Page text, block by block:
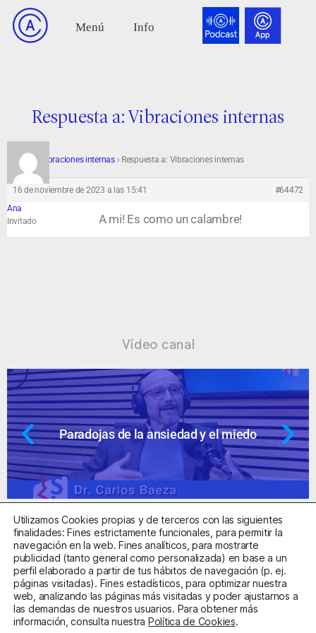
Respuesta a: Vibraciones internas
Foro › Vibraciones internas › Respuesta a: Vibraciones internas
16 de noviembre de 2023 a las 15:41
#64472
Ana
Invitado
A mi! Es como un calambre!
Vídeo canal
Paradojas de la ansiedad y el miedo
Centro Sanitario Autorizado con el código E08737002
Aviso LegalPolítica de PrivacidadPolítica de Cookies
Utilizamos Cookies propias y de terceros con las siguientes
finalidades: Fines estrictamente funcionales, para permitir la
navegación en la web. Fines analíticos, para mostrarte
publicidad (tanto general como personalizada) en base a un
perfil elaborado a partir de tus hábitos de navegación (p. ej.
páginas visitadas). Fines estadísticos, para optimizar nuestra
web, analizando las páginas más visitadas y poder ajustarnos a
las demandas de nuestros usuarios. Para obtener más
información, consulta nuestra Política de Cookies.